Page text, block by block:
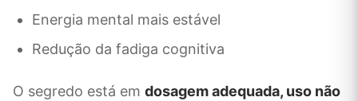
Energia mental mais estável
Redução da fadiga cognitiva
O segredo está em dosagem adequada, uso não